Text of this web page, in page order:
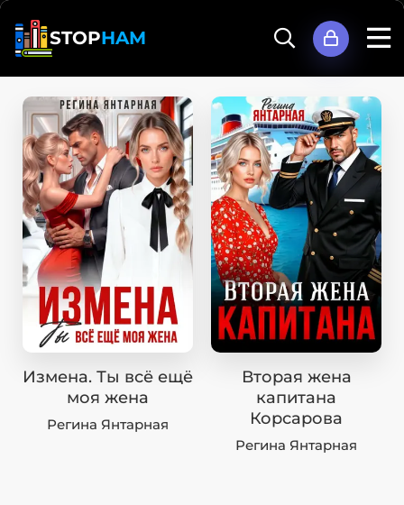
STOPHAM
Измена. Ты всё ещё
моя жена
Регина Янтарная
Вторая жена
капитана
Корсарова
Регина Янтарная